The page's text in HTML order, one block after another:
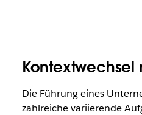
Kontextwechsel
Die Führung eines
zahlreiche variierende